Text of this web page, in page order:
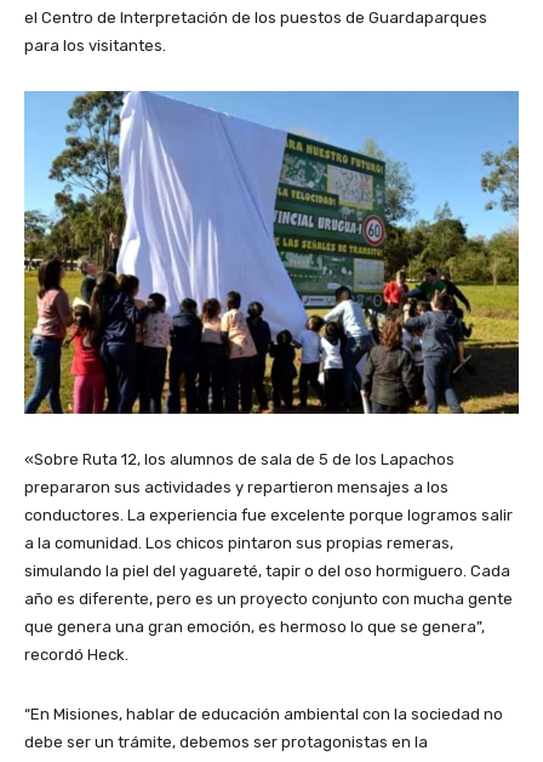
el Centro de Interpretación de los puestos de Guardaparques
para los visitantes.
«Sobre Ruta 12, los alumnos de sala de 5 de los Lapachos
prepararon sus actividades y repartieron mensajes a los
conductores. La experiencia fue excelente porque logramos salir
a la comunidad. Los chicos pintaron sus propias remeras,
simulando la piel del yaguareté, tapir o del oso hormiguero. Cada
año es diferente, pero es un proyecto conjunto con mucha gente
que genera una gran emoción, es hermoso lo que se genera”,
recordó Heck.
“En Misiones, hablar de educación ambiental con la sociedad no
debe ser un trámite, debemos ser protagonistas en la